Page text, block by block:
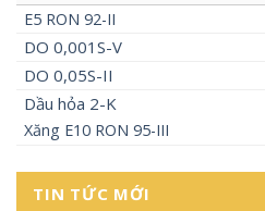
E5 RON 92-II
DO 0,001S-V
DO 0,05S-II
Dầu hỏa 2-K
Xăng E10 RON 95-III
TIN TỨC MỚI